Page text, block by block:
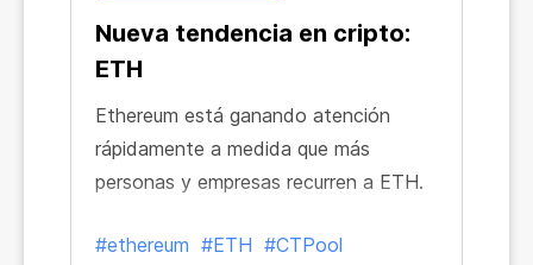
Nueva tendencia en cripto:
ETH
Ethereum está ganando atención
rápidamente a medida que más
personas y empresas recurren a ETH.
#ethereum #ETH #CTPool